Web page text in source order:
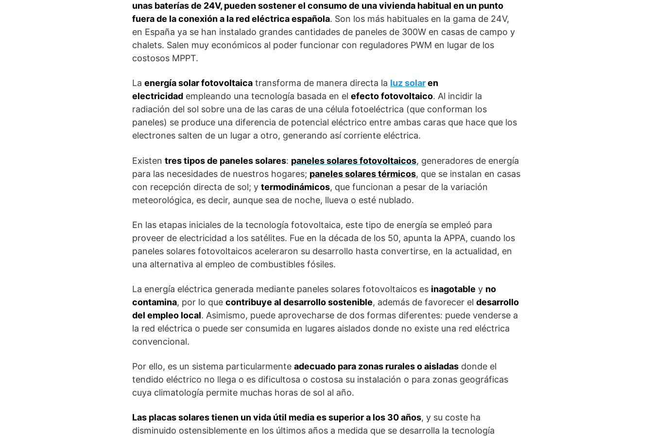
unas baterías de 24V, pueden sostener el consumo de una vivienda habitual en un punto
fuera de la conexión a la red eléctrica española. Son los más habituales en la gama de 24V,
en España ya se han instalado grandes cantidades de paneles de 300W en casas de campo y
chalets. Salen muy económicos al poder funcionar con reguladores PWM en lugar de los
costosos MPPT.
La energía solar fotovoltaica transforma de manera directa la luz solaren
electricidad empleando una tecnología basada en el efecto fotovoltaico. Al incidir la
radiación del sol sobre una de las caras de una célula fotoeléctrica (que conforman los
paneles) se produce una diferencia de potencial eléctrico entre ambas caras que hace que los
electrones salten de un lugar a otro, generando así corriente eléctrica.
Existen tres tipos de paneles solares: paneles solares fotovoltaicos, generadores de energía
para las necesidades de nuestros hogares; paneles solares térmicos, que se instalan en casas
con recepción directa de sol; y termodinámicos, que funcionan a pesar de la variación
meteorológica, es decir, aunque sea de noche, llueva o esté nublado.
En las etapas iniciales de la tecnología fotovoltaica, este tipo de energía se empleó para
proveer de electricidad a los satélites. Fue en la década de los 50, apunta la APPA, cuando los
paneles solares fotovoltaicos aceleraron su desarrollo hasta convertirse, en la actualidad, en
una alternativa al empleo de combustibles fósiles.
La energía eléctrica generada mediante paneles solares fotovoltaicos es inagotable y no
contamina, por lo que contribuye al desarrollo sostenible, además de favorecer el desarrollo
del empleo local. Asimismo, puede aprovecharse de dos formas diferentes: puede venderse a
la red eléctrica o puede ser consumida en lugares aislados donde no existe una red eléctrica
convencional.
Por ello, es un sistema particularmente adecuado para zonas rurales o aisladas donde el
tendido eléctrico no llega o es dificultosa o costosa su instalación o para zonas geográficas
cuya climatología permite muchas horas de sol al año.
Las placas solares tienen un vida útil media es superior a los 30 años, y su coste ha
disminuido ostensiblemente en los últimos años a medida que se desarrolla la tecnología